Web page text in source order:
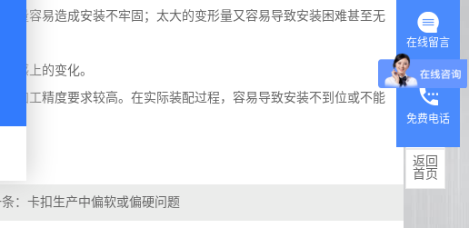
容易造成安装不牢固；太大的变形量又容易导致安装困难甚至无
感上的变化。
工精度要求较高。在实际装配过程，容易导致安装不到位或不能
： 卡扣生产中偏软或偏硬问题
产品
返回
首页
在线留言
免费电话